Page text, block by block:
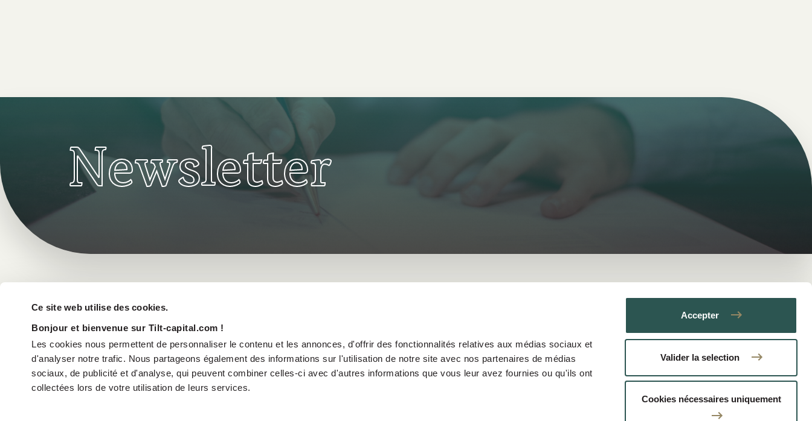
Ce site web utilise des cookies.
Bonjour et bienvenue sur Tilt-capital.com !
Les cookies nous permettent de personnaliser le contenu et les annonces, d'offrir des fonctionnalités relatives aux médias sociaux et
d'analyser notre trafic. Nous partageons également des informations sur l'utilisation de notre site avec nos partenaires de médias
sociaux, de publicité et d'analyse, qui peuvent combiner celles-ci avec d'autres informations que vous leur avez fournies ou qu'ils ont
collectées lors de votre utilisation de leurs services.
Accepter
Valider la selection
Cookies nécessaires uniquement
Newsletter